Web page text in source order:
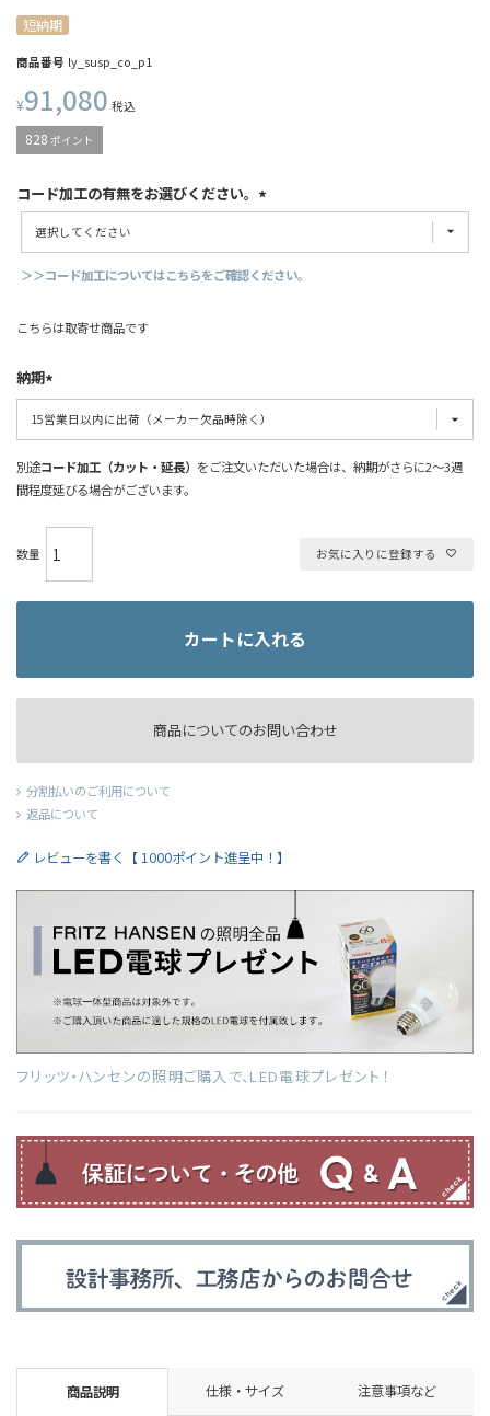
短納期
商品番号 ly_susp_co_p1
¥91,080 税込
828 ポイント
コード加工の有無をお選びください。
＞＞コード加工についてはこちらをご確認ください。
こちらは取寄せ商品です
納期
別途コード加工（カット・延長） をご注文いただいた場合は、納期がさらに2～3週
間程度延びる場合がございます。
お気に入りに登録する
カートに入れる
商品についてのお問い合わせ
分割払いのご利用について
返品について
レビューを書く【 1000ポイント進呈中！】
フリッツ・ハンセンの照明ご購入で、LED電球プレゼント！
商品説明 仕様・サイズ 注意事項など